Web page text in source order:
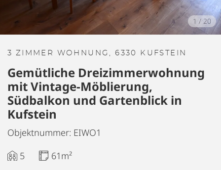
1 / 20
3 ZIMMER WOHNUNG, 6330 KUFSTEIN
Gemütliche Dreizimmerwohnung
mit Vintage-Möblierung,
Südbalkon und Gartenblick in
Kufstein
Objektnummer: EIWO1
5
61m²